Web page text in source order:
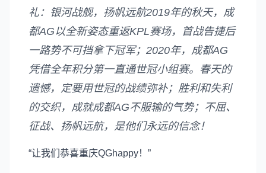
礼：银河战舰，扬帆远航2019年的秋天，成
都AG以全新姿态重返KPL赛场，首战告捷后
一路势不可挡拿下冠军；2020年，成都AG
凭借全年积分第一直通世冠小组赛。春天的
遗憾，定要用世冠的战绩弥补；胜利和失利
的交织，成就成都AG不服输的气势；不屈、
征战、扬帆远航，是他们永远的信念！
“让我们恭喜重庆QGhappy！”